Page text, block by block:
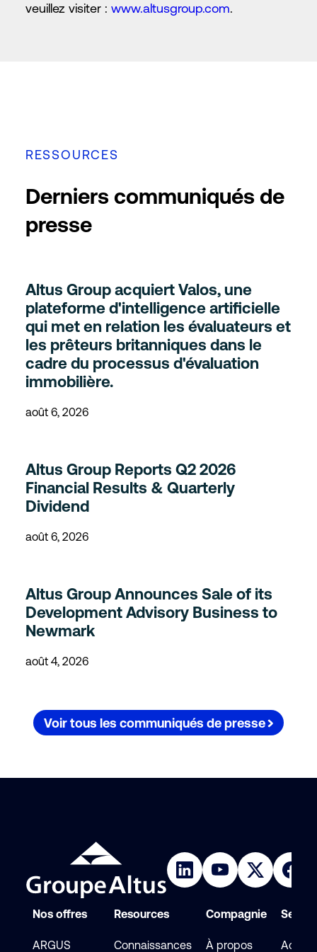
veuillez visiter : www.altusgroup.com.
RESSOURCES
Derniers communiqués de
presse
Altus Group acquiert Valos, une
plateforme d'intelligence artificielle
qui met en relation les évaluateurs et
les prêteurs britanniques dans le
cadre du processus d'évaluation
immobilière.
août 6, 2026
Altus Group Reports Q2 2026
Financial Results & Quarterly
Dividend
août 6, 2026
Altus Group Announces Sale of its
Development Advisory Business to
Newmark
août 4, 2026
Voir tous les communiqués de presse
Nos offres
ARGUS
Resources
Connaissances
Compagnie
À propos